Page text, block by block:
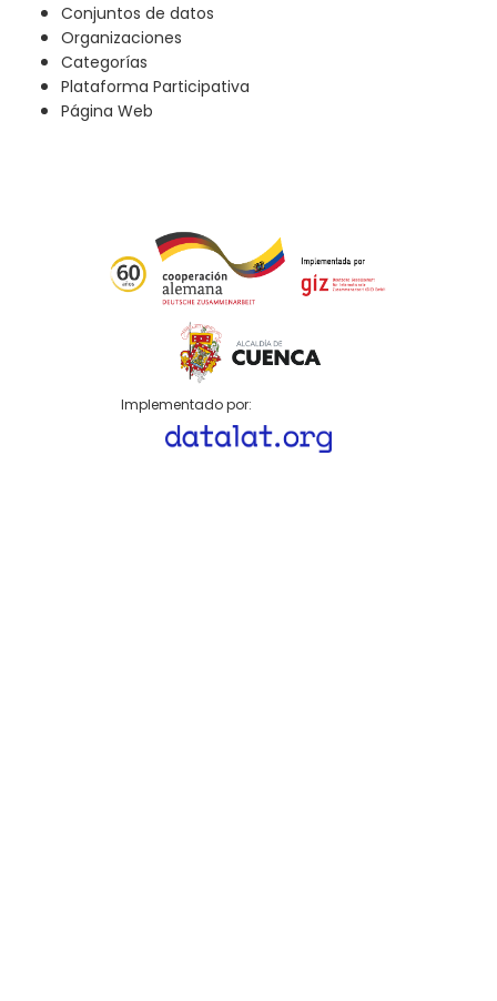
Conjuntos de datos
Organizaciones
Categorías
Plataforma Participativa
Página Web
Implementado por: